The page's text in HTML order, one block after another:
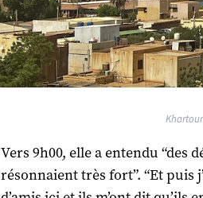
Vers 9h00, elle a entendu “des
résonnaient très fort”. “Et puis